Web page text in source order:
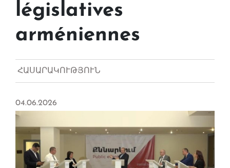
législatives
arméniennes
ՀԱՍԱՐԱԿՈՒԹՅՈՒՆ
04.06.2026